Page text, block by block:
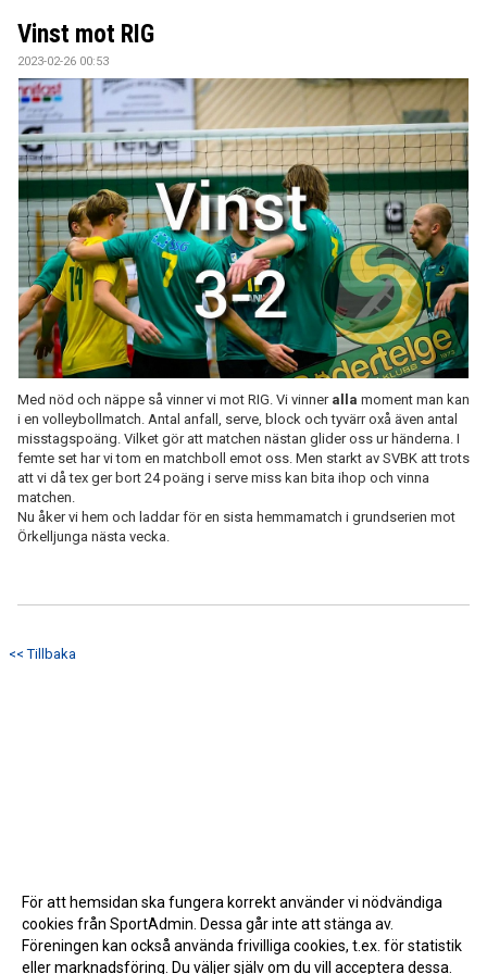
Vinst mot RIG
2023-02-26 00:53
Med nöd och näppe så vinner vi mot RIG. Vi vinner alla moment man kan
i en volleybollmatch. Antal anfall, serve, block och tyvärr oxå även antal
misstagspoäng. Vilket gör att matchen nästan glider oss ur händerna. I
femte set har vi tom en matchboll emot oss. Men starkt av SVBK att trots
att vi då tex ger bort 24 poäng i serve miss kan bita ihop och vinna
matchen.
Nu åker vi hem och laddar för en sista hemmamatch i grundserien mot
Örkelljunga nästa vecka.
<< Tillbaka
För att hemsidan ska fungera korrekt använder vi nödvändiga
cookies från SportAdmin. Dessa går inte att stänga av.
Föreningen kan också använda frivilliga cookies, t.ex. för statistik
eller marknadsföring. Du väljer själv om du vill acceptera dessa.